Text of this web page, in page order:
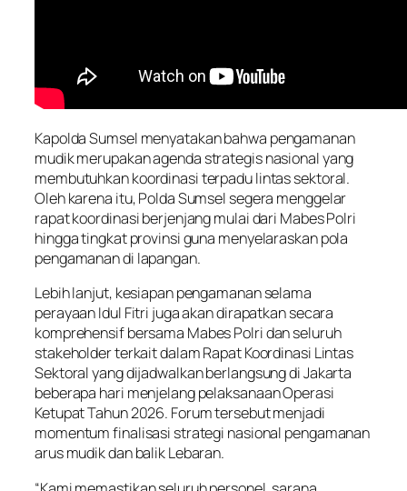
Kapolda Sumsel menyatakan bahwa pengamanan
mudik merupakan agenda strategis nasional yang
membutuhkan koordinasi terpadu lintas sektoral.
Oleh karena itu, Polda Sumsel segera menggelar
rapat koordinasi berjenjang mulai dari Mabes Polri
hingga tingkat provinsi guna menyelaraskan pola
pengamanan di lapangan.
Lebih lanjut, kesiapan pengamanan selama
perayaan Idul Fitri juga akan dirapatkan secara
komprehensif bersama Mabes Polri dan seluruh
stakeholder terkait dalam Rapat Koordinasi Lintas
Sektoral yang dijadwalkan berlangsung di Jakarta
beberapa hari menjelang pelaksanaan Operasi
Ketupat Tahun 2026. Forum tersebut menjadi
momentum finalisasi strategi nasional pengamanan
arus mudik dan balik Lebaran.